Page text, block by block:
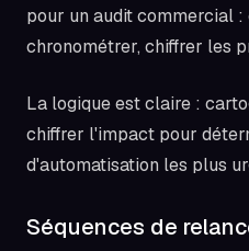
La logique est claire :
chiffrer l'impact pour
d'automatisation les plus
Séquences de